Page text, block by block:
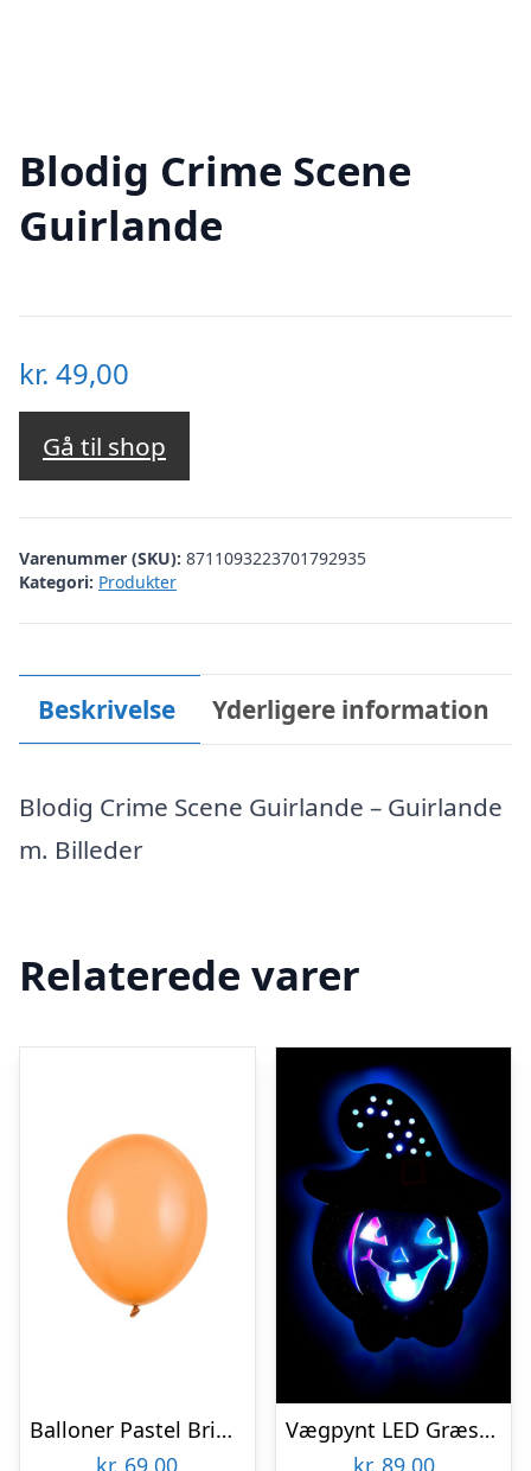
Blodig Crime Scene
Guirlande
kr. 49,00
Gå til shop
Varenummer (SKU): 8711093223701792935
Kategori: Produkter
Beskrivelse Yderligere information
Blodig Crime Scene Guirlande – Guirlande
m. Billeder
Relaterede varer
Balloner Pastel Bright Orange
kr. 69,00
Vægpynt LED Græskar
kr. 89,00